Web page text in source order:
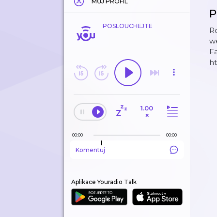
POSLOUCHEJTE
1.00
×
00:00 00:00
Komentuj
Aplikace Youradio Talk